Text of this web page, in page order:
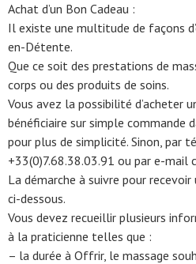
Achat d’un Bon Cadeau :
Il existe une multitude de façons
en-Détente.
Que ce soit des prestations de
corps ou des produits de soins.
Vous avez la possibilité d’acheter
bénéficiaire sur simple commande
pour plus de simplicité. Sinon, par
+33(0)7.68.38.03.91 ou par e-
La démarche à suivre pour
ci-dessous.
Vous devez recueillir plusieurs
à la praticienne telles que :
– la durée à Offrir, le massage